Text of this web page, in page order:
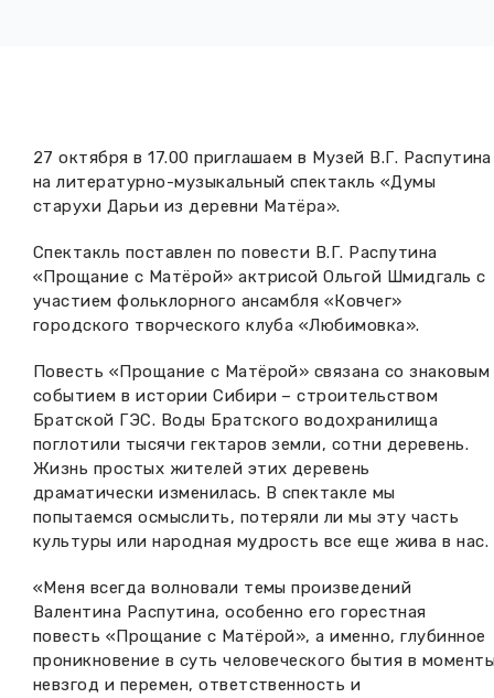
Проекты и программы
Научные издания
Новости
Прейскурант
Фонды и коллекции
Партнеры
Дирекция
КПЦ им. свт. Иннокентия (Вениаминова)
Научно-фондовый отдел
Мемориальный дом А.М. Тюрюмина
Передвижные выставки
Отчетность
Профессиональные мероприятия
27 октября в 17.00 приглашаем в Музей В.Г. Распутина
на литературно-музыкальный спектакль «Думы
старухи Дарьи из деревни Матёра».
Спектакль поставлен по повести В.Г. Распутина
«Прощание с Матёрой» актрисой Ольгой Шмидгаль с
участием фольклорного ансамбля «Ковчег»
городского творческого клуба «Любимовка».
Повесть «Прощание с Матёрой» связана со знаковым
событием в истории Сибири – строительством
Братской ГЭС. Воды Братского водохранилища
поглотили тысячи гектаров земли, сотни деревень.
Жизнь простых жителей этих деревень
драматически изменилась. В спектакле мы
попытаемся осмыслить, потеряли ли мы эту часть
культуры или народная мудрость все еще жива в нас.
«Меня всегда волновали темы произведений
Валентина Распутина, особенно его горестная
повесть «Прощание с Матёрой», а именно, глубинное
проникновение в суть человеческого бытия в
невзгод и перемен, ответственность и